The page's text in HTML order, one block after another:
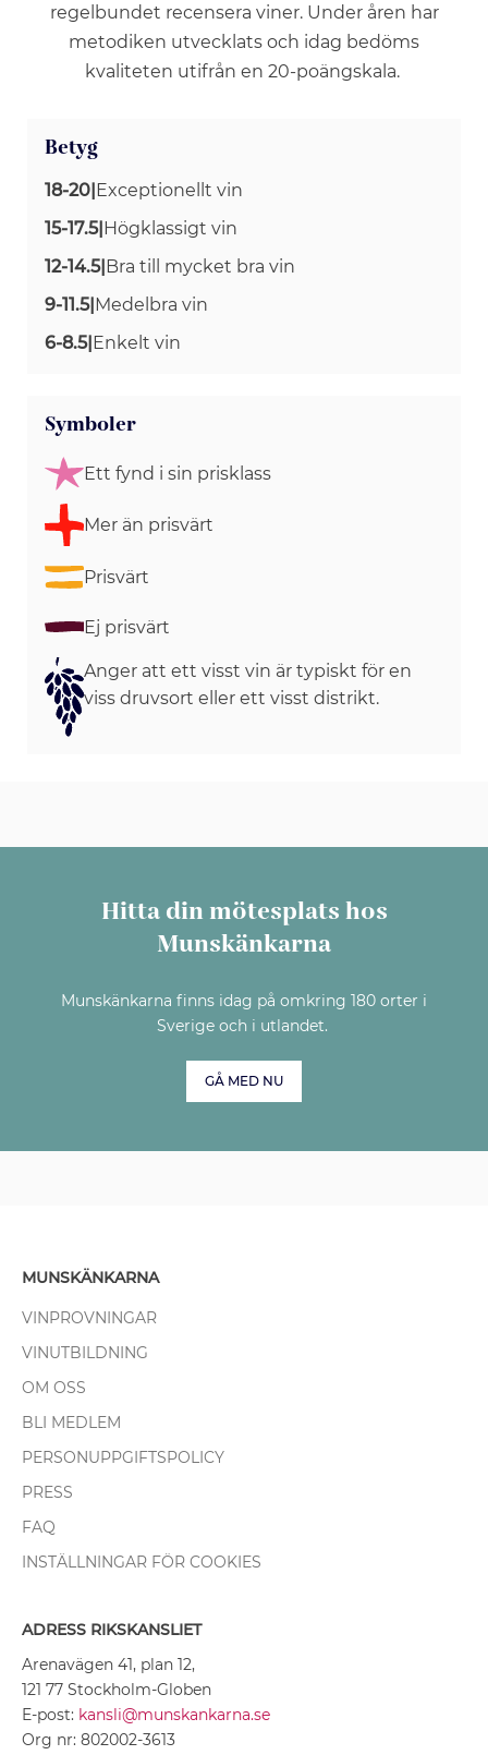
regelbundet recensera viner. Under åren har
metodiken utvecklats och idag bedöms
kvaliteten utifrån en 20-poängskala.
Betyg
18-20 Exceptionellt vin
15-17.5| Högklassigt vin
12-14.5| Bra till mycket bra vin
9-11.5| Medelbra vin
6-8.5| Enkelt vin
Symboler
Ett fynd i sin prisklass
Mer än prisvärt
Prisvärt
Ej prisvärt
Anger att ett visst vin är typiskt för en
viss druvsort eller ett visst distrikt.
Hitta din mötesplats hos
Munskänkarna
Munskänkarna finns idag på omkring 180 orter i
Sverige och i utlandet.
GÅ MED NU
MUNSKÄNKARNA
VINPROVNINGAR
VINUTBILDNING
OM OSS
BLI MEDLEM
PERSONUPPGIFTSPOLICY
PRESS
FAQ
INSTÄLLNINGAR FÖR COOKIES
ADRESS RIKSKANSLIET
Arenavägen 41, plan 12,
121 77 Stockholm-Globen
E-post: kansli@munskankarna.se
Org nr: 802002-3613